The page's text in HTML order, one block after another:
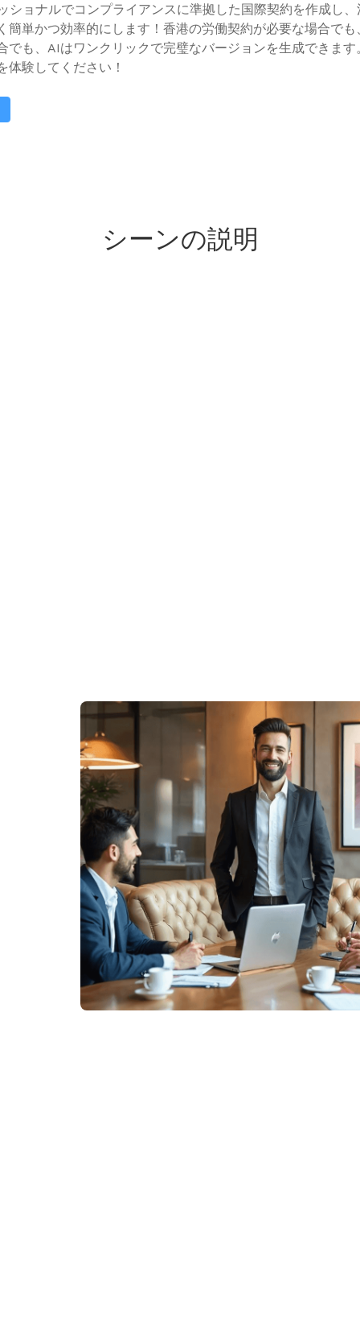
ショナルでコンプライアンスに準拠した国際契約を作成し
簡単かつ効率的にします！香港の労働契約が必要な場合で
でも、AIはワンクリックで完璧なバージョンを生成できま
体験してください！
シーンの説明